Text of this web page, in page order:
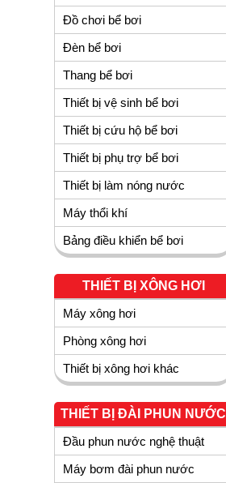
Đồ chơi bể bơi
Đèn bể bơi
Thang bể bơi
Thiết bị vệ sinh bể bơi
Thiết bị cứu hộ bể bơi
Thiết bị phụ trợ bể bơi
Thiết bị làm nóng nước
Máy thổi khí
Bảng điều khiển bể bơi
THIẾT BỊ XÔNG HƠI
Máy xông hơi
Phòng xông hơi
Thiết bị xông hơi khác
THIẾT BỊ ĐÀI PHUN NƯỚC
Đầu phun nước nghệ thuật
Máy bơm đài phun nước